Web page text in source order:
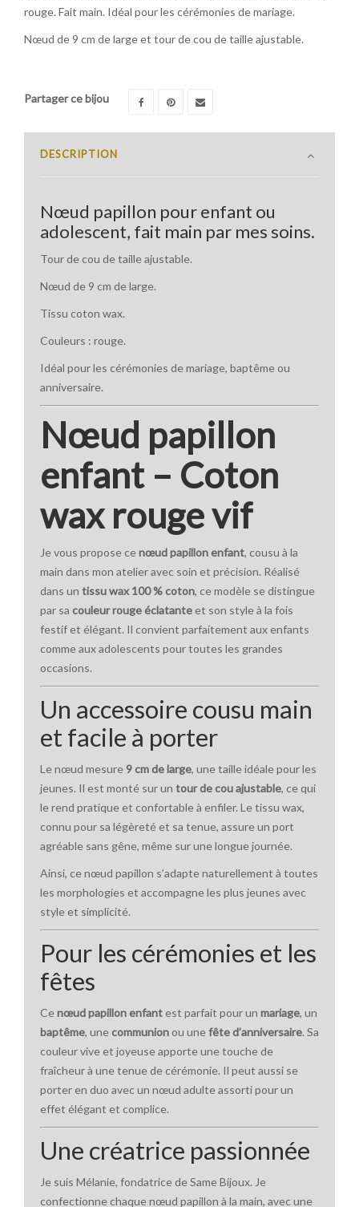
rouge. Fait main. Idéal pour les cérémonies de mariage.
Nœud de 9 cm de large et tour de cou de taille ajustable.
Partager ce bijou
DESCRIPTION
Nœud papillon pour enfant ou
adolescent, fait main par mes soins.
Tour de cou de taille ajustable.
Nœud de 9 cm de large.
Tissu coton wax.
Couleurs : rouge.
Idéal pour les cérémonies de mariage, baptême ou
anniversaire.
Nœud papillon
enfant – Coton
wax rouge vif
Je vous propose cenœud papillon enfant, cousu à la
main dans mon atelier avec soin et précision. Réalisé
dans un tissu wax 100 % coton, ce modèle se distingue
par sa couleur rouge éclatanteet son style à la fois
festif et élégant. Il convient parfaitement aux enfants
comme aux adolescents pour toutes les grandes
occasions.
Un accessoire cousu main
et facile à porter
Le nœud mesure9 cm de large, une taille idéale pour les
jeunes. Il est monté sur un tour de cou ajustable, ce qui
le rend pratique et confortable à enfiler. Le tissu wax,
connu pour sa légèreté et sa tenue, assure un port
agréable sans gêne, même sur une longue journée.
Ainsi, ce nœud papillon s’adapte naturellement à toutes
les morphologies et accompagne les plus jeunes avec
style et simplicité.
Pour les cérémonies et les
fêtes
Cenœud papillon enfantest parfait pour un mariage, un
baptême, une communionou unefête d’anniversaire. Sa
couleur vive et joyeuse apporte une touche de
fraîcheur à une tenue de cérémonie. Il peut aussi se
porter en duo avec un nœud adulte assorti pour un
effet élégant et complice.
Une créatrice passionnée
Je suis Mélanie, fondatrice de Same Bijoux. Je
confectionne chaque nœud papillon à la main, avec une